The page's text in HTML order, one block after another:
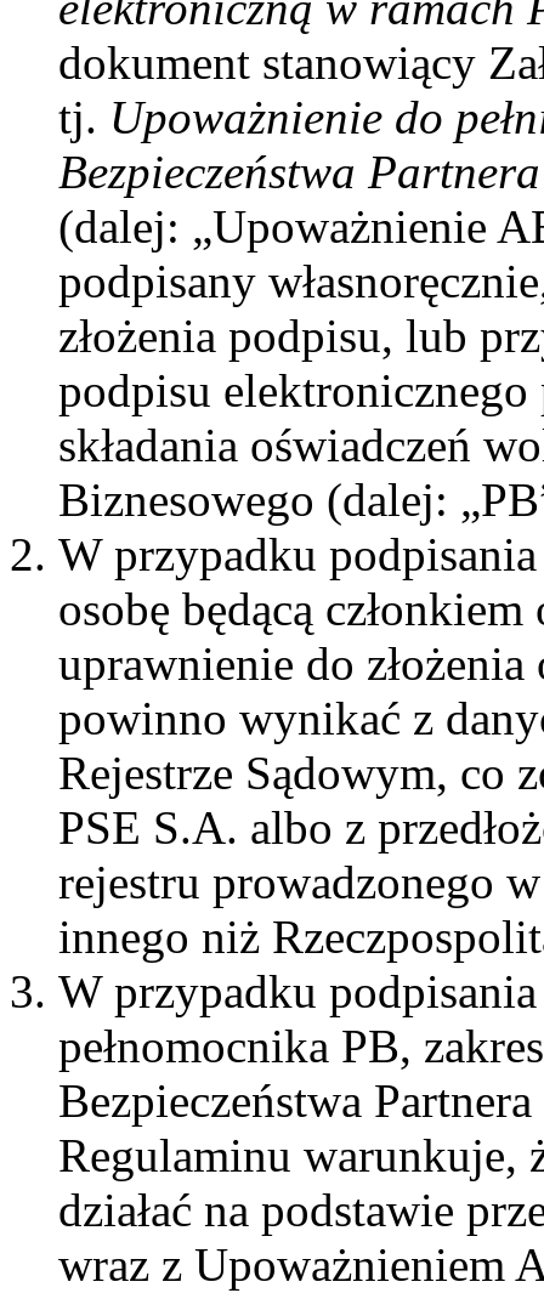
dokument stanowiący
tj. Upoważnienie do
Bezpieczeństwa
(dalej: „Upoważnienie
podpisany
złożenia podpisu, lub
podpisu
składania oświadczeń
Biznesowego (dalej:
W przypadku
osobę będącą
uprawnienie do
powinno wynikać z
Rejestrze Sądowym, co
PSE S.A. albo z
rejestru prowadzonego
innego niż
W przypadku
pełnomocnika PB,
Bezpieczeństwa
Regulaminu warunkuje,
działać na podstawie
wraz z Upoważnieniem